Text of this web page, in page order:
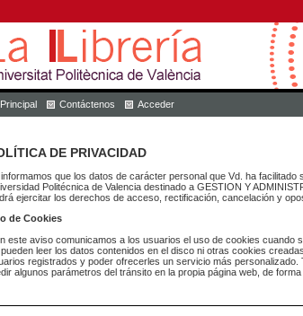
Principal Contáctenos Acceder
DE PRIVACIDAD
informamos que los datos de carácter personal que Vd. ha
Politécnica de Valencia destinado a GESTION Y
ejercitar los derechos de acceso, rectificación, cancelación y
de Cookies
este aviso comunicamos a los usuarios el uso de cookies cuando
leer los datos contenidos en el disco ni otras cookies
registrados y poder ofrecerles un servicio más
algunos parámetros del tránsito en la propia página web, de